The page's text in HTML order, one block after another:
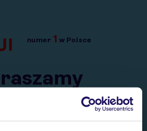
numer 1 w Polsce
na krótkie wakacje.